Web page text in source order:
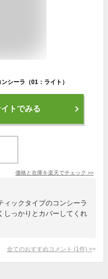
シーラ（01：ライト）
トでみる
価格と在庫を楽天でチェック >>
ィックタイプのコンシーラ
しっかりとカバーしてくれ
全てのおすすめコメント (1 件) >